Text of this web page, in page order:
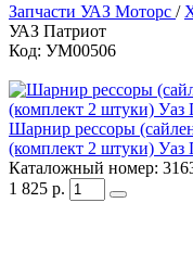
Запчасти УАЗ Моторс /
УАЗ Патриот
Код: УМ00506
Шарнир рессоры
(комплект 2 штуки) Уаз
Каталожный номер:
1 825 р.